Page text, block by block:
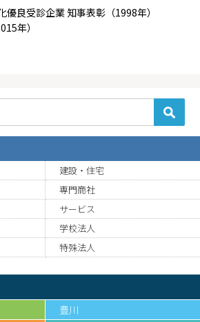
優良受診企業 知事表彰（1998年）
年）
建設・住宅
専門商社
サービス
学校法人
特殊法人
豊川